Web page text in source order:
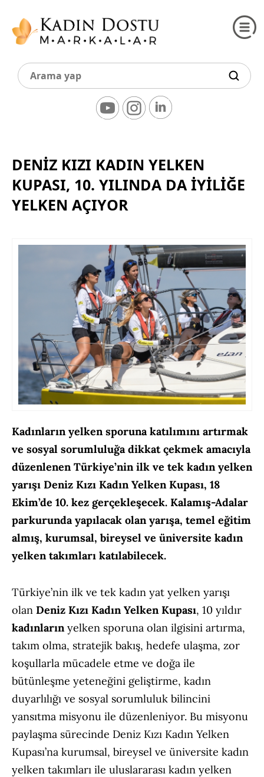
DENIZ KIZI KADIN YELKEN
KUPASI, 10. YILINDA DA İYILIĞE
YELKEN AÇIYOR
Kadınların yelken sporuna katılımını artırmak
ve sosyal sorumluluğa dikkat çekmek amacıyla
düzenlenen Türkiye’nin ilk ve tek kadın yelken
yarışı Deniz Kızı Kadın Yelken Kupası, 18
Ekim’de 10. kez gerçekleşecek. Kalamış-Adalar
parkurunda yapılacak olan yarışa, temel eğitim
almış, kurumsal, bireysel ve üniversite kadın
yelken takımları katılabilecek.
Türkiye’nin ilk ve tek kadın yat yelken yarışı
olan Deniz Kızı Kadın Yelken Kupası, 10 yıldır
kadınlarınyelken sporuna olan ilgisini artırma,
takım olma, stratejik bakış, hedefe ulaşma, zor
koşullarla mücadele etme ve doğa ile
bütünleşme yeteneğini geliştirme, kadın
duyarlılığı ve sosyal sorumluluk bilincini
yansıtma misyonu ile düzenleniyor. Bu misyonu
paylaşma sürecinde Deniz Kızı Kadın Yelken
Kupası’na kurumsal, bireysel ve üniversite kadın
yelken takımları ile uluslararası kadın yelken